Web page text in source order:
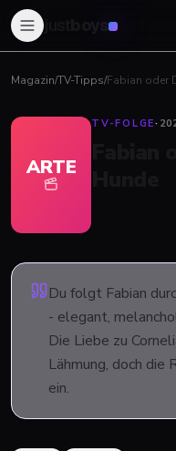
boys
Magazin/TV-Tipps/Fabian oder
ARTE
TV-FOLGE·
Du folgt Fabian
- elegant,
Die Liebe zu
Lähmung, doch
ein.